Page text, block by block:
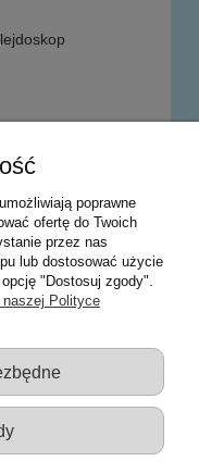
zabawek :: Zabawki
:: samochody Welly
:: Klocki :: Artykuły
poprawne
ofertę do Twoich
przez nas
lub dostosować użycie
"Dostosuj zgody".
Polityce